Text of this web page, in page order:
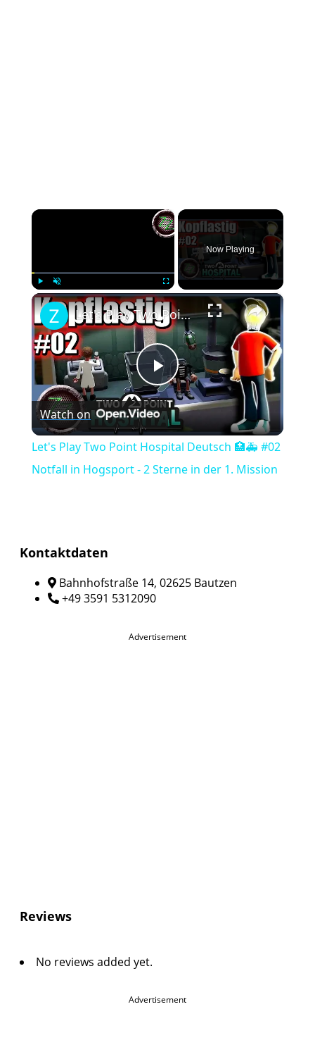
×
Play Unmute Fullscreen
Now Playing
×
Play
Video
Let's Play Two Point Hospital Deutsch 🏥🚑 #02 Notfall in Hogsport - 2 Sterne in der 1. Mission
Watch on
Let's Play Two Point Hospital Deutsch 🏥🚑 #02
Notfall in Hogsport - 2 Sterne in der 1. Mission
Kontaktdaten
Bahnhofstraße 14, 02625 Bautzen
+49 3591 5312090
Advertisement
Reviews
No reviews added yet.
Advertisement